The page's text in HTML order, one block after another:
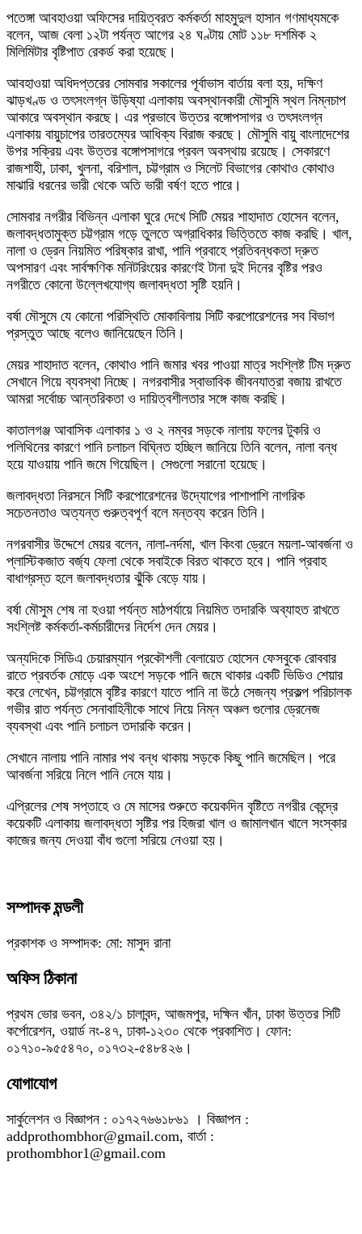
পতেঙ্গা আবহাওয়া অফিসের দায়িত্বরত কর্মকর্তা মাহমুদুল হাসান গণমাধ্যমকে
বলেন, আজ বেলা ১২টা পর্যন্ত আগের ২৪ ঘণ্টায় মোট ১১৮ দশমিক ২
মিলিমিটার বৃষ্টিপাত রেকর্ড করা হয়েছে।
আবহাওয়া অধিদপ্তরের সোমবার সকালের পূর্বাভাস বার্তায় বলা হয়, দক্ষিণ
ঝাড়খণ্ড ও তৎসংলগ্ন উড়িষ্যা এলাকায় অবস্থানকারী মৌসুমি স্থল নিম্নচাপ
আকারে অবস্থান করছে। এর প্রভাবে উত্তর বঙ্গোপসাগর ও তৎসংলগ্ন
এলাকায় বায়ুচাপের তারতম্যের আধিক্য বিরাজ করছে। মৌসুমি বায়ু বাংলাদেশের
উপর সক্রিয় এবং উত্তর বঙ্গোপসাগরে প্রবল অবস্থায় রয়েছে। সেকারণে
রাজশাহী, ঢাকা, খুলনা, বরিশাল, চট্টগ্রাম ও সিলেট বিভাগের কোথাও কোথাও
মাঝারি ধরনের ভারী থেকে অতি ভারী বর্ষণ হতে পারে।
সোমবার নগরীর বিভিন্ন এলাকা ঘুরে দেখে সিটি মেয়র শাহাদাত হোসেন বলেন,
জলাবদ্ধতামুক্ত চট্টগ্রাম গড়ে তুলতে অগ্রাধিকার ভিত্তিতে কাজ করছি। খাল,
নালা ও ড্রেন নিয়মিত পরিষ্কার রাখা, পানি প্রবাহে প্রতিবন্ধকতা দ্রুত
অপসারণ এবং সার্বক্ষণিক মনিটরিংয়ের কারণেই টানা দুই দিনের বৃষ্টির পরও
নগরীতে কোনো উল্লেখযোগ্য জলাবদ্ধতা সৃষ্টি হয়নি।
বর্ষা মৌসুমে যে কোনো পরিস্থিতি মোকাবিলায় সিটি করপোরেশনের সব বিভাগ
প্রস্তুত আছে বলেও জানিয়েছেন তিনি।
মেয়র শাহাদাত বলেন, কোথাও পানি জমার খবর পাওয়া মাত্র সংশ্লিষ্ট টিম দ্রুত
সেখানে গিয়ে ব্যবস্থা নিচ্ছে। নগরবাসীর স্বাভাবিক জীবনযাত্রা বজায় রাখতে
আমরা সর্বোচ্চ আন্তরিকতা ও দায়িত্বশীলতার সঙ্গে কাজ করছি।
কাতালগঞ্জ আবাসিক এলাকার ১ ও ২ নম্বর সড়কে নালায় ফলের টুকরি ও
পলিথিনের কারণে পানি চলাচল বিঘ্নিত হচ্ছিল জানিয়ে তিনি বলেন, নালা বন্ধ
হয়ে যাওয়ায় পানি জমে গিয়েছিল। সেগুলো সরানো হয়েছে।
জলাবদ্ধতা নিরসনে সিটি করপোরেশনের উদ্যোগের পাশাপাশি নাগরিক
সচেতনতাও অত্যন্ত গুরুত্বপূর্ণ বলে মন্তব্য করেন তিনি।
নগরবাসীর উদ্দেশে মেয়র বলেন, নালা-নর্দমা, খাল কিংবা ড্রেনে ময়লা-আবর্জনা ও
প্লাস্টিকজাত বর্জ্য ফেলা থেকে সবাইকে বিরত থাকতে হবে। পানি প্রবাহ
বাধাগ্রস্ত হলে জলাবদ্ধতার ঝুঁকি বেড়ে যায়।
বর্ষা মৌসুম শেষ না হওয়া পর্যন্ত মাঠপর্যায়ে নিয়মিত তদারকি অব্যাহত রাখতে
সংশ্লিষ্ট কর্মকর্তা-কর্মচারীদের নির্দেশ দেন মেয়র।
অন্যদিকে সিডিএ চেয়ারম্যান প্রকৌশলী বেলায়েত হোসেন ফেসবুকে রোববার
রাতে প্রবর্তক মোড়ে এক অংশে সড়কে পানি জমে থাকার একটি ভিডিও শেয়ার
করে লেখেন, চট্টগ্রামে বৃষ্টির কারণে যাতে পানি না উঠে সেজন্য প্রকল্প পরিচালক
গভীর রাত পর্যন্ত সেনাবাহিনীকে সাথে নিয়ে নিম্ন অঞ্চল গুলোর ড্রেনেজ
ব্যবস্থা এবং পানি চলাচল তদারকি করেন।
সেখানে নালায় পানি নামার পথ বন্ধ থাকায় সড়কে কিছু পানি জমেছিল। পরে
আবর্জনা সরিয়ে নিলে পানি নেমে যায়।
এপ্রিলের শেষ সপ্তাহে ও মে মাসের শুরুতে কয়েকদিন বৃষ্টিতে নগরীর কেন্দ্রে
কয়েকটি এলাকায় জলাবদ্ধতা সৃষ্টির পর হিজরা খাল ও জামালখান খালে সংস্কার
কাজের জন্য দেওয়া বাঁধ গুলো সরিয়ে নেওয়া হয়।
সম্পাদক মন্ডলী
প্রকাশক ও সম্পাদক: মো: মাসুদ রানা
অফিস ঠিকানা
প্রথম ভোর ভবন, ৩৪২/১ চালাবন্দ, আজমপুর, দক্ষিন খাঁন, ঢাকা উত্তর সিটি
কর্পোরেশন, ওয়ার্ড নং-৪৭, ঢাকা-১২৩০ থেকে প্রকাশিত। ফোন:
০১৭১০-৯৫৫৪৭০, ০১৭৩২-৫৪৮৪২৬।
যোগাযোগ
সার্কুলেশন ও বিজ্ঞাপন : ০১৭২৭৬৬১৮৬১ । বিজ্ঞাপন :
addprothombhor@gmail.com, বার্তা :
prothombhor1@gmail.com